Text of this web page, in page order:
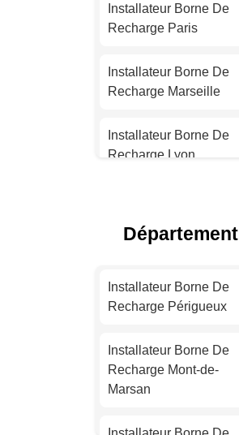
Installateur Borne De
Recharge Paris
Installateur Borne De
Recharge Marseille
Installateur Borne De
Recharge Lyon
Recharge Nice
Recharge Nantes
Installateur Borne De
Département
Installateur Borne De
Recharge Périgueux
Installateur Borne De
Recharge Mont-de-
Marsan